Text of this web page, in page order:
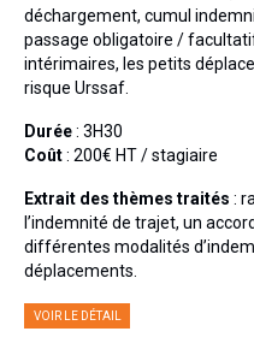
Droit Pénal du
Droit Rural et de
Nos formations
Formations Spécial
Formations Droit de
l’urbanisme
Formations Droit
déchargement, cumul
passage obligatoire /
intérimaires, les petits
risque Urssaf.
Durée: 3H30
Coût: 200€ HT / stagiaire
Extrait des thèmes traités :
l’indemnité de trajet, un
différentes modalités
déplacements.
VOIR LE DÉTAIL